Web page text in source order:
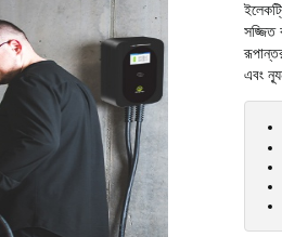
সজ্জিত
এবং